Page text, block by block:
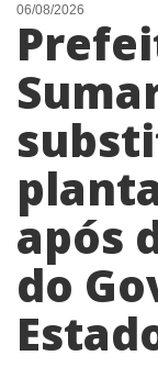
06/08/2026
após
do